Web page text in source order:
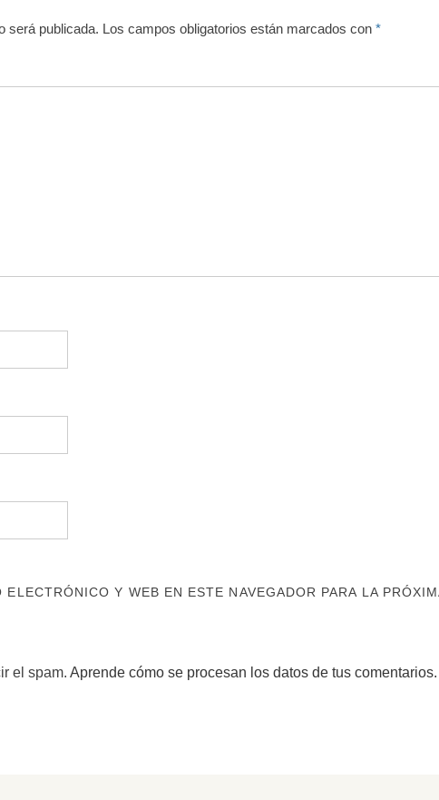
será publicada. Los campos obligatorios están marcados con *
Y WEB EN ESTE NAVEGADOR PARA LA
el spam. Aprende cómo se procesan los datos de tus comentarios.